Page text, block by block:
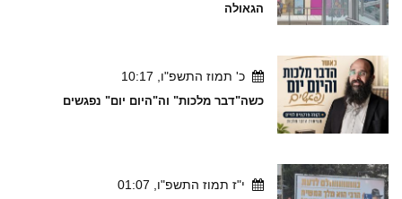
הגאולה
כ' תמוז התשפ"ו, 10:17
כשה"דבר מלכות" וה"היום יום" נפגשים
י"ז תמוז התשפ"ו, 01:07